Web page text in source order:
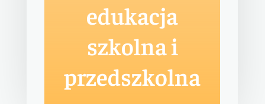
edukacja
szkolna i
przedszkolna